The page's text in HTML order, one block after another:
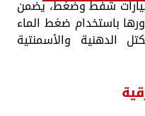
شفط وضغط، يضمن
باستخدام ضغط الماء
الدهنية والأسمنتية